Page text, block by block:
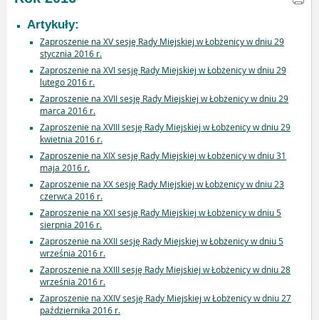
Artykuły:
Zaproszenie na XV sesję Rady Miejskiej w Łobżenicy w dniu 29
stycznia 2016 r.
Zaproszenie na XVI sesję Rady Miejskiej w Łobżenicy w dniu 29
lutego 2016 r.
Zaproszenie na XVII sesję Rady Miejskiej w Łobżenicy w dniu 29
marca 2016 r.
Zaproszenie na XVIII sesję Rady Miejskiej w Łobżenicy w dniu 29
kwietnia 2016 r.
Zaproszenie na XIX sesję Rady Miejskiej w Łobżenicy w dniu 31
maja 2016 r.
Zaproszenie na XX sesję Rady Miejskiej w Łobżenicy w dniu 23
czerwca 2016 r.
Zaproszenie na XXI sesję Rady Miejskiej w Łobżenicy w dniu 5
sierpnia 2016 r.
Zaproszenie na XXII sesję Rady Miejskiej w Łobżenicy w dniu 5
września 2016 r.
Zaproszenie na XXIII sesję Rady Miejskiej w Łobżenicy w dniu 28
września 2016 r.
Zaproszenie na XXIV sesję Rady Miejskiej w Łobżenicy w dniu 27
października 2016 r.